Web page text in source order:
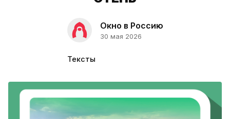
Окно в Россию
30 мая 2026
Тексты